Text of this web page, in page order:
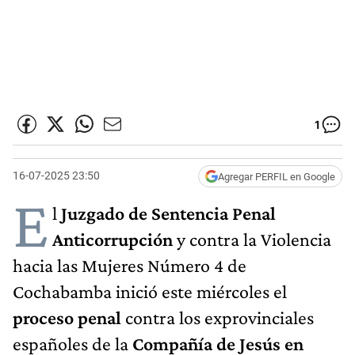
1
16-07-2025 23:50 Agregar PERFIL en Google
E l Juzgado de Sentencia Penal
Anticorrupcióny contra la Violencia
hacia las Mujeres Número 4 de
Cochabamba inició este miércoles el
proceso penal contra los exprovinciales
españoles de la Compañía de Jesús en